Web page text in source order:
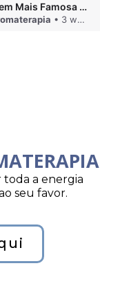
QUINARÍ - Sénanque, a Paisagem Mais Famosa da Aromaterapia
• 3 weeks ago
a energia
seu favor.